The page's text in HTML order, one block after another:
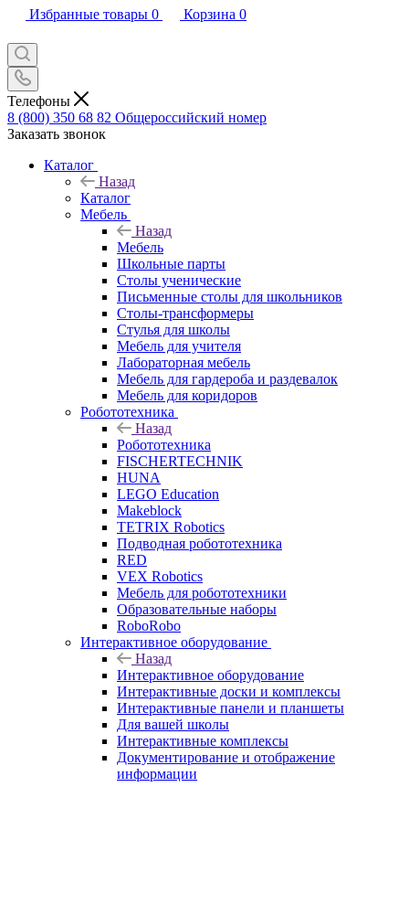
Избранные товары 0 Корзина 0
Телефоны
8 (800) 350 68 82 Общероссийский номер
Заказать звонок
Каталог
Назад
Каталог
Мебель
Назад
Мебель
Школьные парты
Столы ученические
Письменные столы для школьников
Столы-трансформеры
Стулья для школы
Мебель для учителя
Лабораторная мебель
Мебель для гардероба и раздевалок
Мебель для коридоров
Робототехника
Назад
Робототехника
FISCHERTECHNIK
HUNA
LEGO Education
Makeblock
TETRIX Robotics
Подводная робототехника
RED
VEX Robotics
Мебель для робототехники
Образовательные наборы
RoboRobo
Интерактивное оборудование
Назад
Интерактивное оборудование
Интерактивные доски и комплексы
Интерактивные панели и планшеты
Для вашей школы
Интерактивные комплексы
Документирование и отображение
информации